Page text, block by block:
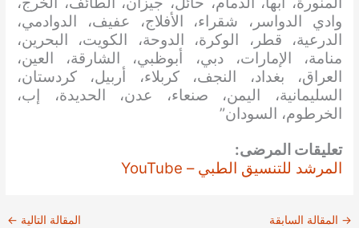
وادي الدواسر، شقراء، الأفلاج، عفيف، الدوادمي،
الدرعية، قطر، الوكرة، الدوحة، الكويت، البحرين،
منامة، الإمارات، دبي، أبوظبي، الشارقة، العين،
العراق، بغداد، النجف، كربلاء، أربيل، كردستان،
السليمانية، اليمن، صنعاء، عدن، الحديدة، إب،
الخرطوم، السودان”
تعليقات المرضى:
المرشد للتنسيق الطبي – YouTube
→ المقالة السابقة المقالة التالية ←